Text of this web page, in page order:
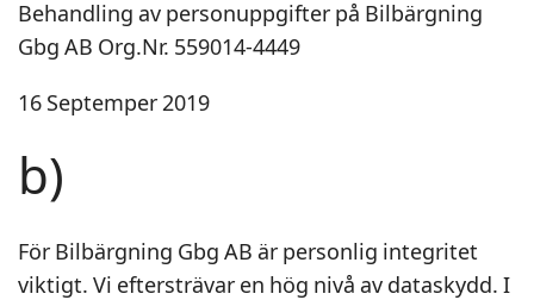
Behandling av personuppgifter på Bilbärgning
Gbg AB Org.Nr. 559014-4449
16 Septemper 2019
b)
För Bilbärgning Gbg AB är personlig integritet
viktigt. Vi eftersträvar en hög nivå av dataskydd. I